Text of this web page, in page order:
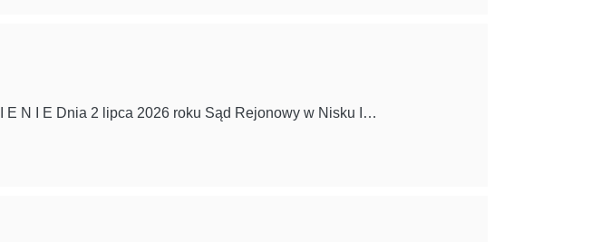
E N I E Dnia 2 lipca 2026 roku Sąd Rejonowy w Nisku I…